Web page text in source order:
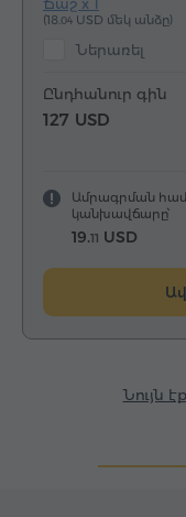
Ճաշ x 1
(18.04 USD մեկ անձը)
Ներառել
Ընդհանուր գին
127 USD
Ամրագրման
կանխավճարը՝
19.11 USD
Նույն